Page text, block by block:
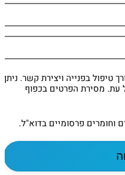
בפנייה ויצירת קשר. ניתן
מסירת הפרטים בכפוף
וחומרים פרסומיים בדוא"ל.